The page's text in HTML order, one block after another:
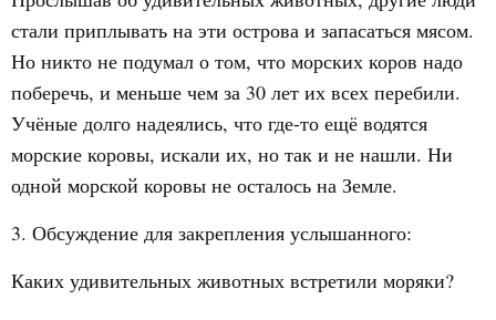
стали приплывать на эти острова и запасаться мясом.
Но никто не подумал о том, что морских коров надо
поберечь, и меньше чем за 30 лет их всех перебили.
Учёные долго надеялись, что где-то ещё водятся
морские коровы, искали их, но так и не нашли. Ни
одной морской коровы не осталось на Земле.
3. Обсуждение для закрепления услышанного:
Каких удивительных животных встретили моряки?